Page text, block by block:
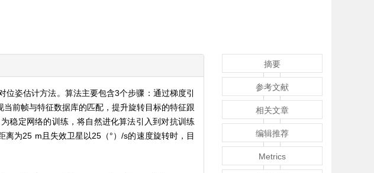
姿估计方法。算法主要包含3个步骤：通过梯度引
前帧与特征数据库的匹配，提升旋转目标的特征跟
稳定网络的训练，将自然进化算法引入到对抗训练
为25 m且失效卫星以25（°）/s的速度旋转时，目
摘要
参考文献
相关文章
编辑推荐
Metrics